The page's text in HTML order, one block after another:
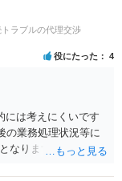
ラブルの代理交渉
役にたった 4
には考えにくいです
の業務処理状況等に
なりますが、参考に